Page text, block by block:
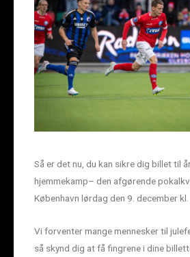
Så er det nu, du kan sikre dig billet til
hjemmekamp– den afgørende
København lørdag den 9. december kl.
Vi forventer mange mennesker til
så skynd dig at få fingrene i dine